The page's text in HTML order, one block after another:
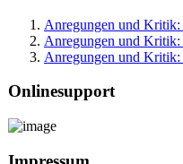
Anregungen und
Anregungen und Kritik:
Anregungen und Kritik:
Onlinesupport